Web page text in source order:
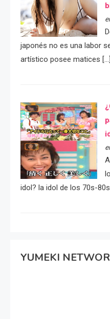
japonés no es una labor
artístico posee matices […]
idol? la idol de los 70s-
YUMEKI